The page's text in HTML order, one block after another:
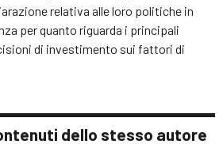
relativa alle loro politiche in
per quanto riguarda i principali
di investimento sui fattori di
dello stesso autore